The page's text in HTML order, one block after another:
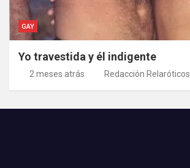
GAY
Yo travestida y él indigente
2 meses atrás Redacción Relaróticos